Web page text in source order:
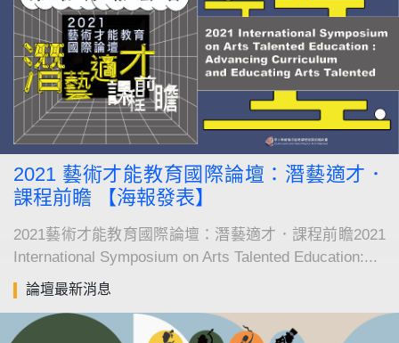
2021 藝術才能教育國際論壇：潛藝適才．
課程前瞻 【海報發表】
2021藝術才能教育國際論壇：潛藝適才．課程前瞻2021
International Symposium on Arts Talented Education:...
論壇最新消息